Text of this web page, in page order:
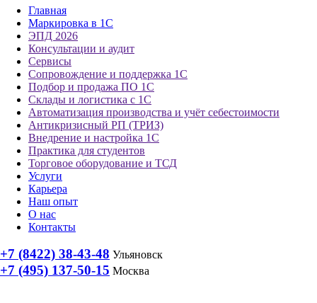
Главная
Маркировка в 1С
ЭПД 2026
Консультации и аудит
Сервисы
Сопровождение и поддержка 1С
Подбор и продажа ПО 1С
Склады и логистика с 1С
Автоматизация производства и учёт себестоимости
Антикризисный РП (ТРИЗ)
Внедрение и настройка 1С
Практика для студентов
Торговое оборудование и ТСД
Услуги
Карьера
Наш опыт
О нас
Контакты
+7 (8422) 38-43-48 Ульяновск
+7 (495) 137-50-15 Москва